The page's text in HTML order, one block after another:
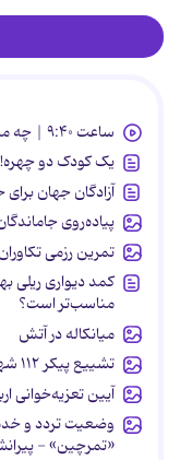
ساعت ۹:۴۰ | چه میراثی از خود به جای گذاشت؟
یک کودک دو چهره!
آزادگان جهان
پیاده‌روی
تمرین رزمی
کمد دیواری ریلی
مناسب‌تر است؟
میانکاله در آتش
تشییع پیکر ۱۱۲ شهید در غزه پس از ۳ سال زیر آوار ماندن
آیین تعزیه‌خوانی
وضعیت تردد و
«تمرچین» -